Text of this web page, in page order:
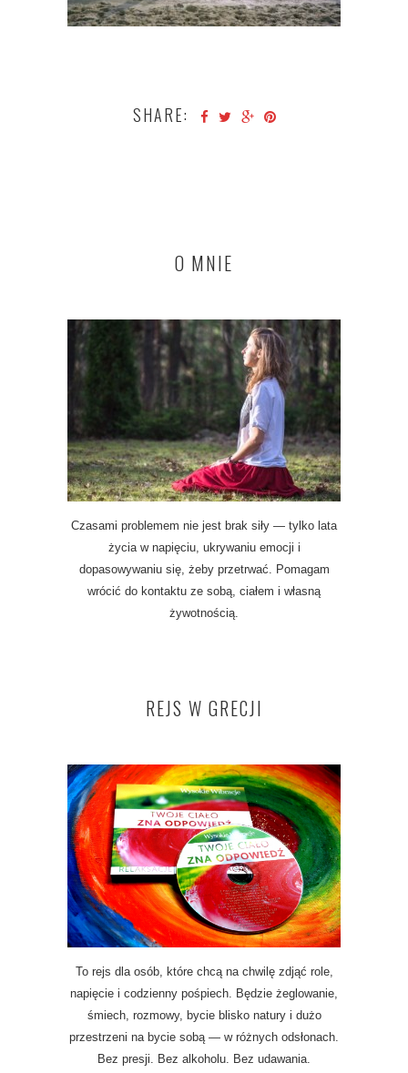
SHARE:
O MNIE
Czasami problemem nie jest brak siły — tylko lata
życia w napięciu, ukrywaniu emocji i
dopasowywaniu się, żeby przetrwać. Pomagam
wrócić do kontaktu ze sobą, ciałem i własną
żywotnością.
REJS W GRECJI
To rejs dla osób, które chcą na chwilę zdjąć role,
napięcie i codzienny pośpiech. Będzie żeglowanie,
śmiech, rozmowy, bycie blisko natury i dużo
przestrzeni na bycie sobą — w różnych odsłonach.
Bez presji. Bez alkoholu. Bez udawania.